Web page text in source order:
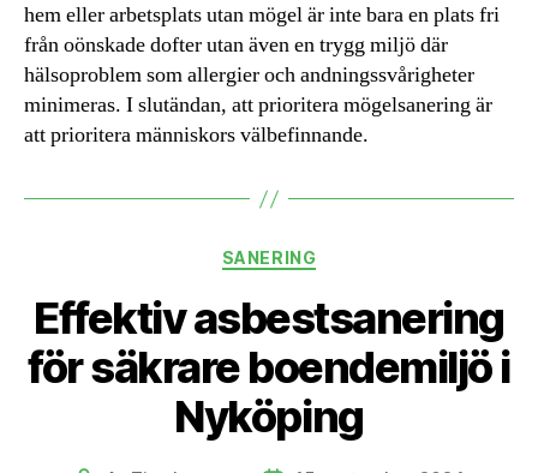
hem eller arbetsplats utan mögel är inte bara en plats fri
från oönskade dofter utan även en trygg miljö där
hälsoproblem som allergier och andningssvårigheter
minimeras. I slutändan, att prioritera mögelsanering är
att prioritera människors välbefinnande.
Kategorier
SANERING
Effektiv asbestsanering
för säkrare boendemiljö i
Nyköping